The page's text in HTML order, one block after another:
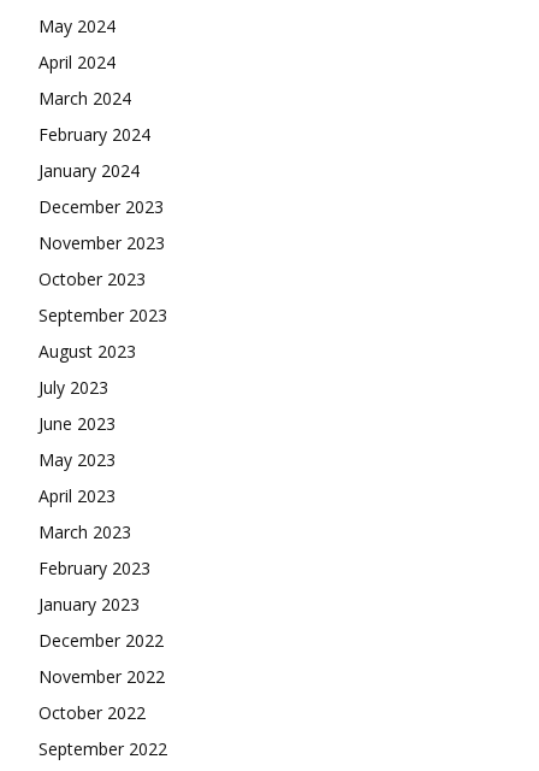
May 2024
April 2024
March 2024
February 2024
January 2024
December 2023
November 2023
October 2023
September 2023
August 2023
July 2023
June 2023
May 2023
April 2023
March 2023
February 2023
January 2023
December 2022
November 2022
October 2022
September 2022